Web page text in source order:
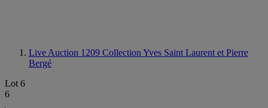
Live Auction 1209 Collection Yves Saint Laurent et Pierre
Bergé
Lot 6
6